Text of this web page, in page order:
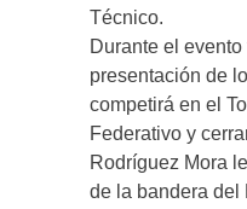
Técnico.
Durante el
presentación de
competirá en el
Federativo y
Rodríguez Mora
de la bandera del